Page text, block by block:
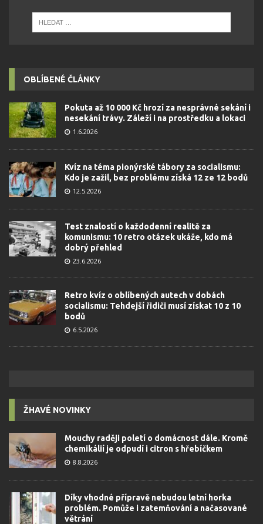
OBLÍBENÉ ČLÁNKY
Pokuta až 10 000 Kč hrozí za nesprávné sekání i
nesekání trávy. Záleží i na prostředku a lokaci
1.6.2026
Kvíz na téma pionýrské tábory za socialismu:
Kdo je zažil, bez problému získá 12 ze 12 bodů
12.5.2026
Test znalostí o každodenní realitě za
komunismu: 10 retro otázek ukáže, kdo má
dobrý přehled
23.6.2026
Retro kvíz o oblíbených autech v dobách
socialismu: Tehdejší řidiči musí získat 10 z 10
bodů
6.5.2026
ŽHAVÉ NOVINKY
Mouchy raději poletí o domácnost dále. Kromě
chemikálií je odpudí i citron s hřebíčkem
8.8.2026
Díky vhodné přípravě nebudou letní horka
problém. Pomůže i zatemňování a načasované
větrání